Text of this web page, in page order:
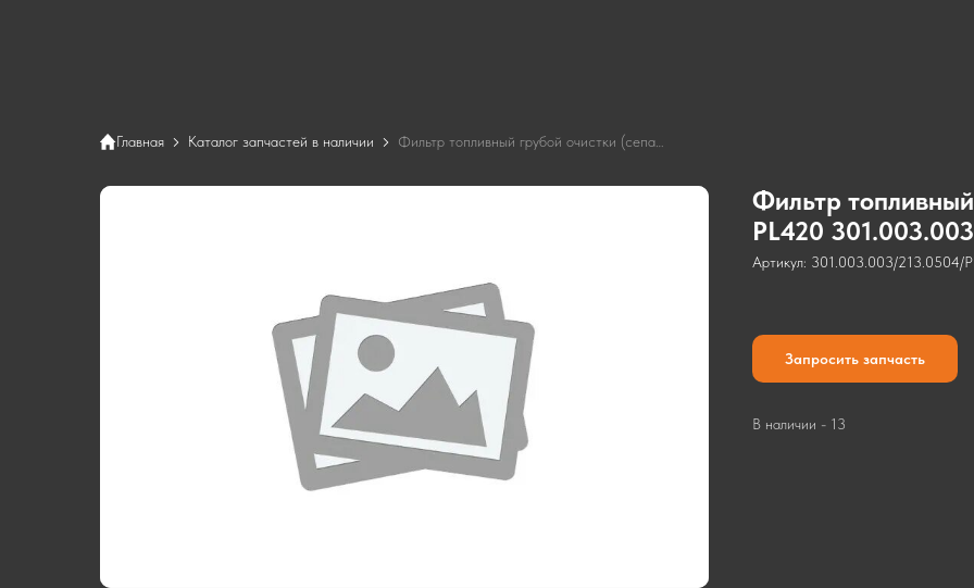
Главная Каталог запчастей в наличии
Фильтр
PL420 301.003.003
Артикул: 301.003.003/213.0504/
Запросить запчасть
В наличии - 13